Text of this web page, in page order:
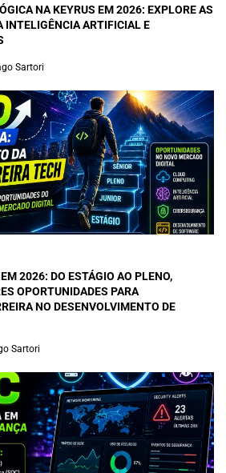
NA KEYRUS EM 2026: EXPLORE AS
INTELIGÊNCIA ARTIFICIAL E
Sartori
2026: DO ESTÁGIO AO PLENO,
OPORTUNIDADES PARA
NO DESENVOLVIMENTO DE
Sartori